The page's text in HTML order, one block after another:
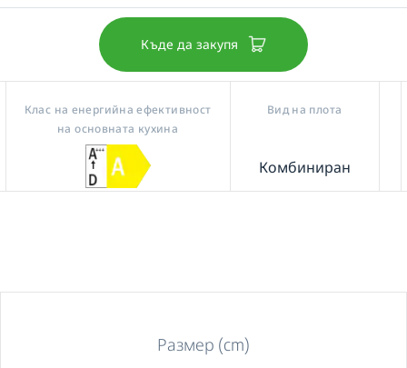
Къде да закупя
Клас на енергийна ефективност
на основната кухина
Вид на плота
Комбиниран
Размер (cm)